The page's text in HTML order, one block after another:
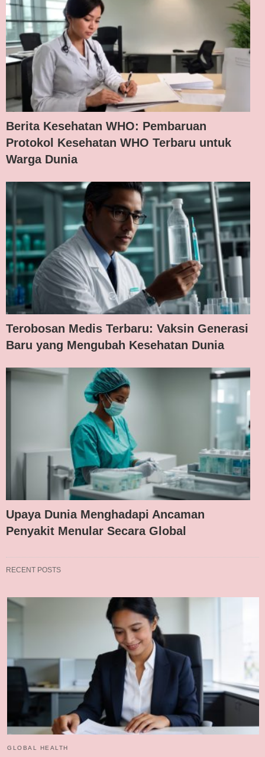
Berita Kesehatan WHO: Pembaruan
Protokol Kesehatan WHO Terbaru untuk
Warga Dunia
Terobosan Medis Terbaru: Vaksin Generasi
Baru yang Mengubah Kesehatan Dunia
Upaya Dunia Menghadapi Ancaman
Penyakit Menular Secara Global
RECENT POSTS
GLOBAL HEALTH